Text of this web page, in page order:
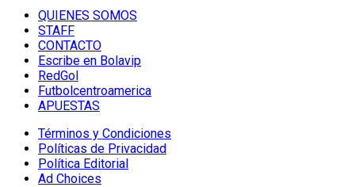
QUIENES SOMOS
STAFF
CONTACTO
Escribe en Bolavip
RedGol
Futbolcentroamerica
APUESTAS
Términos y Condiciones
Políticas de Privacidad
Política Editorial
Ad Choices